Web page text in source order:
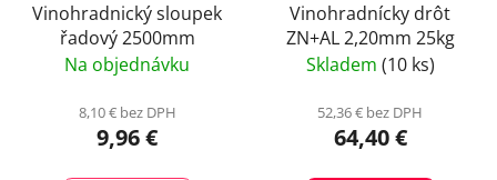
Vinohradnický sloupek
řadový 2500mm
Na objednávku
8,10 € bez DPH
9,96 €
Vinohradnícky drôt
ZN+AL 2,20mm 25kg
Skladem (10 ks)
52,36 € bez DPH
64,40 €